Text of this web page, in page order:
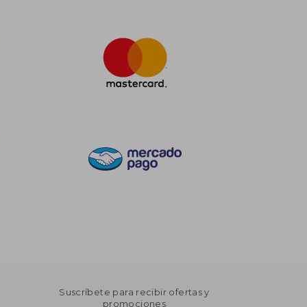
Suscríbete para recibir ofertas y
promociones